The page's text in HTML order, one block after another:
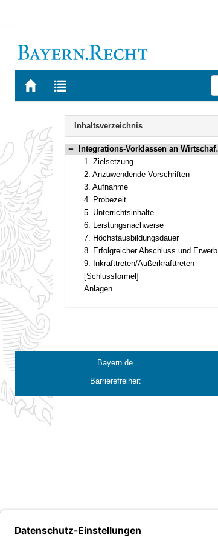
Zur
BAYERN.RECHT
Zur
letzten
Navigation
Inhaltsverzeichnis
Bereich reduzieren
Integrations-Vorklassen an Wirtschaftsschulen in Bayern
1. Zielsetzung
2. Anzuwendende Vorschriften
3. Aufnahme
4. Probezeit
5. Unterrichtsinhalte
6. Leistungsnachweise
7. Höchstausbildungsdauer
8. Erfolgreicher Abschluss und Erwerb des Abschlusses der Mittelschule
9. Inkrafttreten/Außerkrafttreten
[Schlussformel]
Anlagen
Bayern.de
Barrierefreiheit